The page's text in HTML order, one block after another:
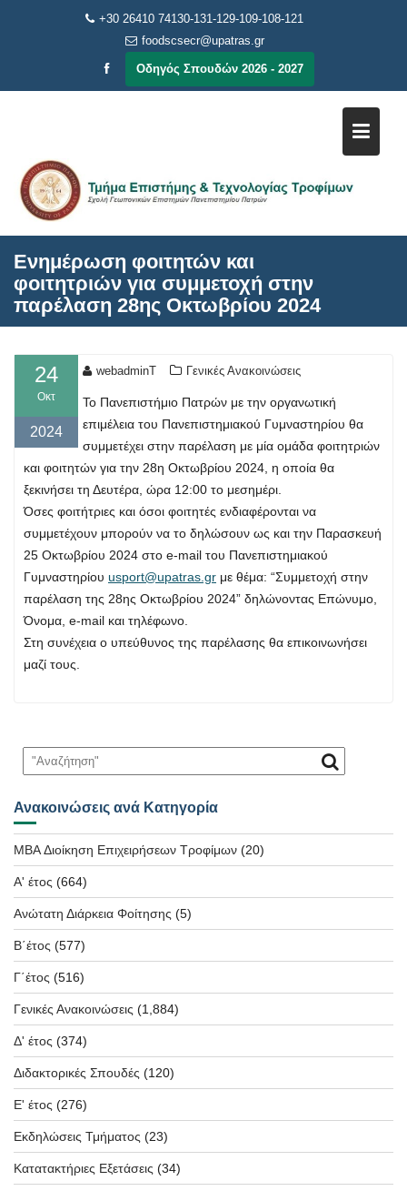
+30 26410 74130-131-129-109-108-121
foodscsecr@upatras.gr
Οδηγός Σπουδών 2026 - 2027
Ενημέρωση φοιτητών και
φοιτητριών για συμμετοχή στην
παρέλαση 28ης Οκτωβρίου 2024
24
Οκτ
2024
webadminT Γενικές Ανακοινώσεις
Το Πανεπιστήμιο Πατρών με την οργανωτική
επιμέλεια του Πανεπιστημιακού Γυμναστηρίου θα
συμμετέχει στην παρέλαση με μία ομάδα φοιτητριών
και φοιτητών για την 28η Οκτωβρίου 2024, η οποία θα
ξεκινήσει τη Δευτέρα, ώρα 12:00 το μεσημέρι.
Όσες φοιτήτριες και όσοι φοιτητές ενδιαφέρονται να
συμμετέχουν μπορούν να το δηλώσουν ως και την Παρασκευή
25 Οκτωβρίου 2024 στο e-mail του Πανεπιστημιακού
Γυμναστηρίου usport@upatras.gr με θέμα: “Συμμετοχή στην
παρέλαση της 28ης Οκτωβρίου 2024” δηλώνοντας Επώνυμο,
Όνομα, e-mail και τηλέφωνο.
Στη συνέχεια ο υπεύθυνος της παρέλασης θα επικοινωνήσει
μαζί τους.
Ανακοινώσεις ανά Κατηγορία
MBA Διοίκηση Επιχειρήσεων Τροφίμων (20)
Α' έτος (664)
Ανώτατη Διάρκεια Φοίτησης (5)
Β΄έτος (577)
Γ΄έτος (516)
Γενικές Ανακοινώσεις (1,884)
Δ' έτος (374)
Διδακτορικές Σπουδές (120)
Ε' έτος (276)
Εκδηλώσεις Τμήματος (23)
Κατατακτήριες Εξετάσεις (34)